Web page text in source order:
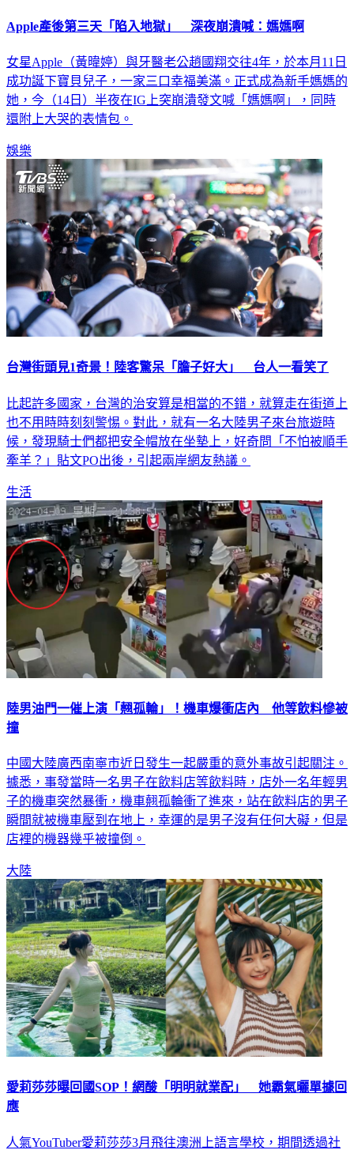
Apple產後第三天「陷入地獄」 深夜崩潰喊：媽媽啊
女星Apple（黃暐婷）與牙醫老公趙國翔交往4年，於本月11日
成功誕下寶貝兒子，一家三口幸福美滿。正式成為新手媽媽的
她，今（14日）半夜在IG上突崩潰發文喊「媽媽啊」，同時
還附上大哭的表情包。
娛樂
台灣街頭見1奇景！陸客驚呆「膽子好大」 台人一看笑了
比起許多國家，台灣的治安算是相當的不錯，就算走在街道上
也不用時時刻刻警惕。對此，就有一名大陸男子來台旅遊時
候，發現騎士們都把安全帽放在坐墊上，好奇問「不怕被順手
牽羊？」貼文PO出後，引起兩岸網友熱議。
生活
陸男油門一催上演「翹孤輪」！機車爆衝店內 他等飲料慘被
撞
中國大陸廣西南寧市近日發生一起嚴重的意外事故引起關注。
據悉，事發當時一名男子在飲料店等飲料時，店外一名年輕男
子的機車突然暴衝，機車翹孤輪衝了進來，站在飲料店的男子
瞬間就被機車壓到在地上，幸運的是男子沒有任何大礙，但是
店裡的機器幾乎被撞倒。
大陸
愛莉莎莎曝回國SOP！網酸「明明就業配」 她霸氣曬單據回
應
人氣YouTuber愛莉莎莎3月飛往澳洲上語言學校，期間透過社